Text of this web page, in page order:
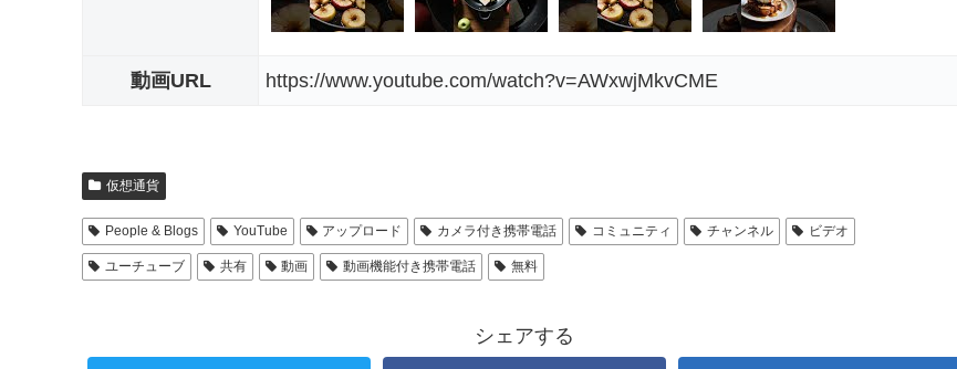
動画URL https://www.youtube.com/watch?v=AWxwjMkvCME
仮想通貨
People & Blogs YouTube アップロード カメラ付き携帯電話 コミュニティ チャンネル ビデオ
ユーチューブ 共有 動画 動画機能付き携帯電話 無料
シェアする